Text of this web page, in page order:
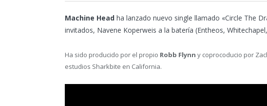
Machine Head ha lanzado nuevo single llamado «Circle The
invitados, Navene Koperweis a la batería (Entheos,
Ha sido producido por el propio Robb Flynn y coprocoducio por
estudios Sharkbite en California.